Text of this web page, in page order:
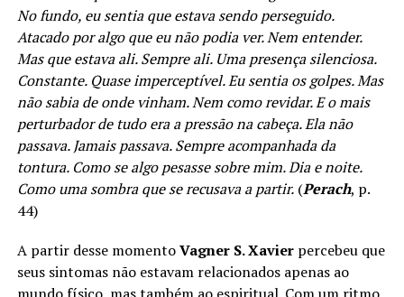
No fundo, eu sentia que estava sendo perseguido.
Atacado por algo que eu não podia ver. Nem entender.
Mas que estava ali. Sempre ali. Uma presença silenciosa.
Constante. Quase imperceptível. Eu sentia os golpes. Mas
não sabia de onde vinham. Nem como revidar. E o mais
perturbador de tudo era a pressão na cabeça. Ela não
passava. Jamais passava. Sempre acompanhada da
tontura. Como se algo pesasse sobre mim. Dia e noite.
Como uma sombra que se recusava a partir.(Perach, p.
44)
A partir desse momentoVagner S. Xavierpercebeu que
seus sintomas não estavam relacionados apenas ao